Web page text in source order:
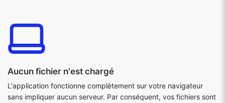
Aucun fichier n'est chargé
L'application fonctionne complètement sur votre navigateur
sans impliquer aucun serveur. Par conséquent, vos fichiers sont